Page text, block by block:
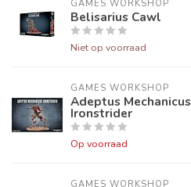
GAMES WORKSHOP
Belisarius Cawl
Niet op voorraad
GAMES WORKSHOP
Adeptus Mechanicus
Ironstrider
Op voorraad
GAMES WORKSHOP